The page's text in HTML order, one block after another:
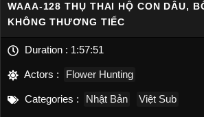
WAAA-128 THỤ THAI HỘ CON DÂU,
KHÔNG THƯƠNG TIẾC
Duration : 1:57:51
Actors : Flower Hunting
Categories : Nhật Bản Việt Sub